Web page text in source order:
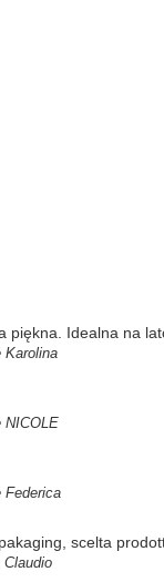
piękna. Idealna na
Karolina
NICOLE
Federica
scelta
Claudio